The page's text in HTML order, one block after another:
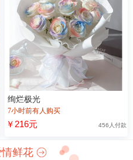
绚烂极光
7小时前有人购买
￥216元 456人付款
鲜花